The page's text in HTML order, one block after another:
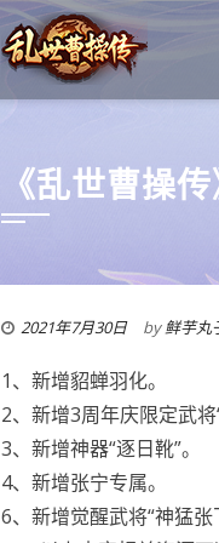
《乱世曹操
2021年7月30日 by鲜芋丸
1、新增貂蝉羽化。
2、新增3周年庆限定武将
3、新增神器“逐日靴”。
4、新增张宁专属。
6、新增觉醒武将“神猛张